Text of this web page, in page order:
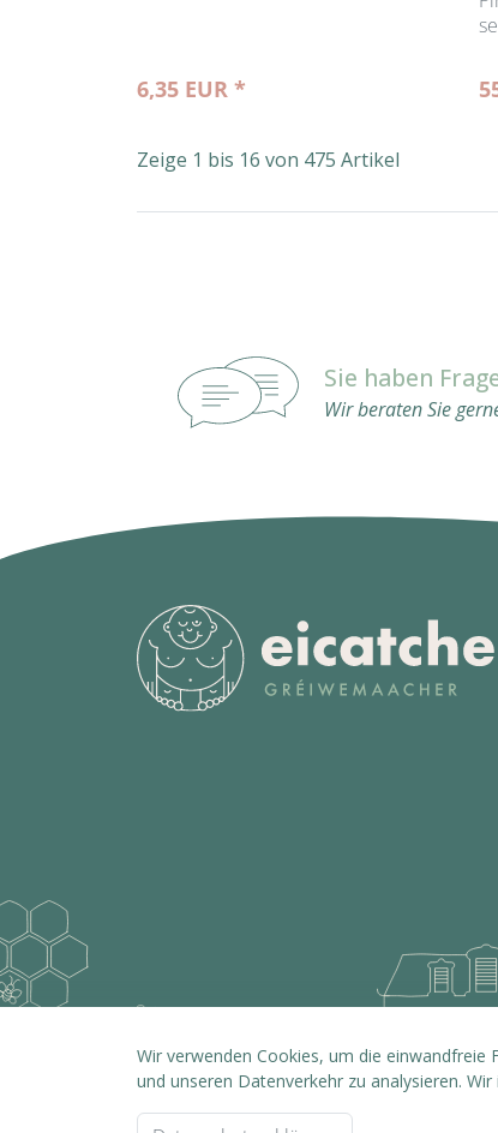
Wir verwenden Cookies, um die einwandfreie
und unseren Datenverkehr zu analysieren.
6,35 EUR *
Zeige 1 bis 16 von 475 Artikel
Sie haben
Wir beraten Sie